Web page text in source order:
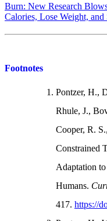
Burn: New Research
Calories, Lose Weight,
Footnotes
Pontzer, H.,
Rhule, J.,
Cooper, R.
Constrained
Adaptation
Humans.
417. https://